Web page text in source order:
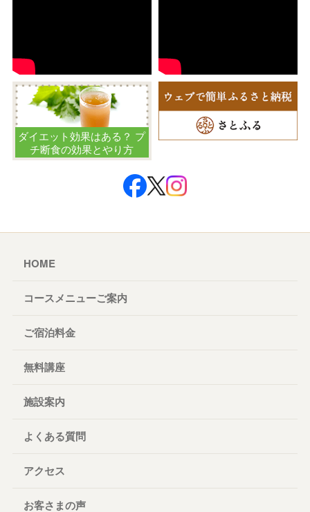
ダイエット効果はある？ プ
チ断食の効果とやり方
HOME
コースメニューご案内
ご宿泊料金
無料講座
施設案内
よくある質問
アクセス
お客さまの声